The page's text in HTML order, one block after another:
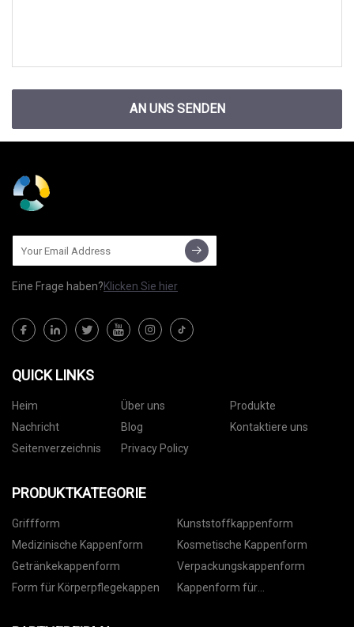
AN UNS SENDEN
Eine Frage haben?Klicken Sie hier
QUICK LINKS
Heim Über uns
Produkte
Nachricht
Blog
Kontaktiere uns
Seitenverzeichnis
Privacy Policy
PRODUKTKATEGORIE
Griffform
Kunststoffkappenform
Medizinische Kappenform
Kosmetische Kappenform
Getränkekappenform
Verpackungskappenform
Form für Körperpflegekappen
Kappenform für